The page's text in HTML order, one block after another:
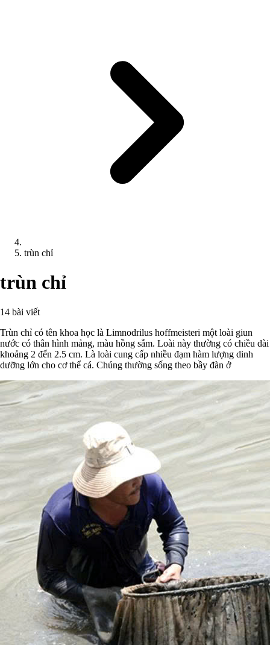
trùn chỉ
trùn chỉ
14 bài viết
Trùn chỉ có tên khoa học là Limnodrilus hoffmeisteri một loài giun
nước có thân hình mảng, màu hồng sẫm. Loài này thường có chiều dài
khoảng 2 đến 2.5 cm. Là loài cung cấp nhiều đạm hàm lượng dinh
dưỡng lớn cho cơ thể cá. Chúng thường sống theo bầy đàn ở